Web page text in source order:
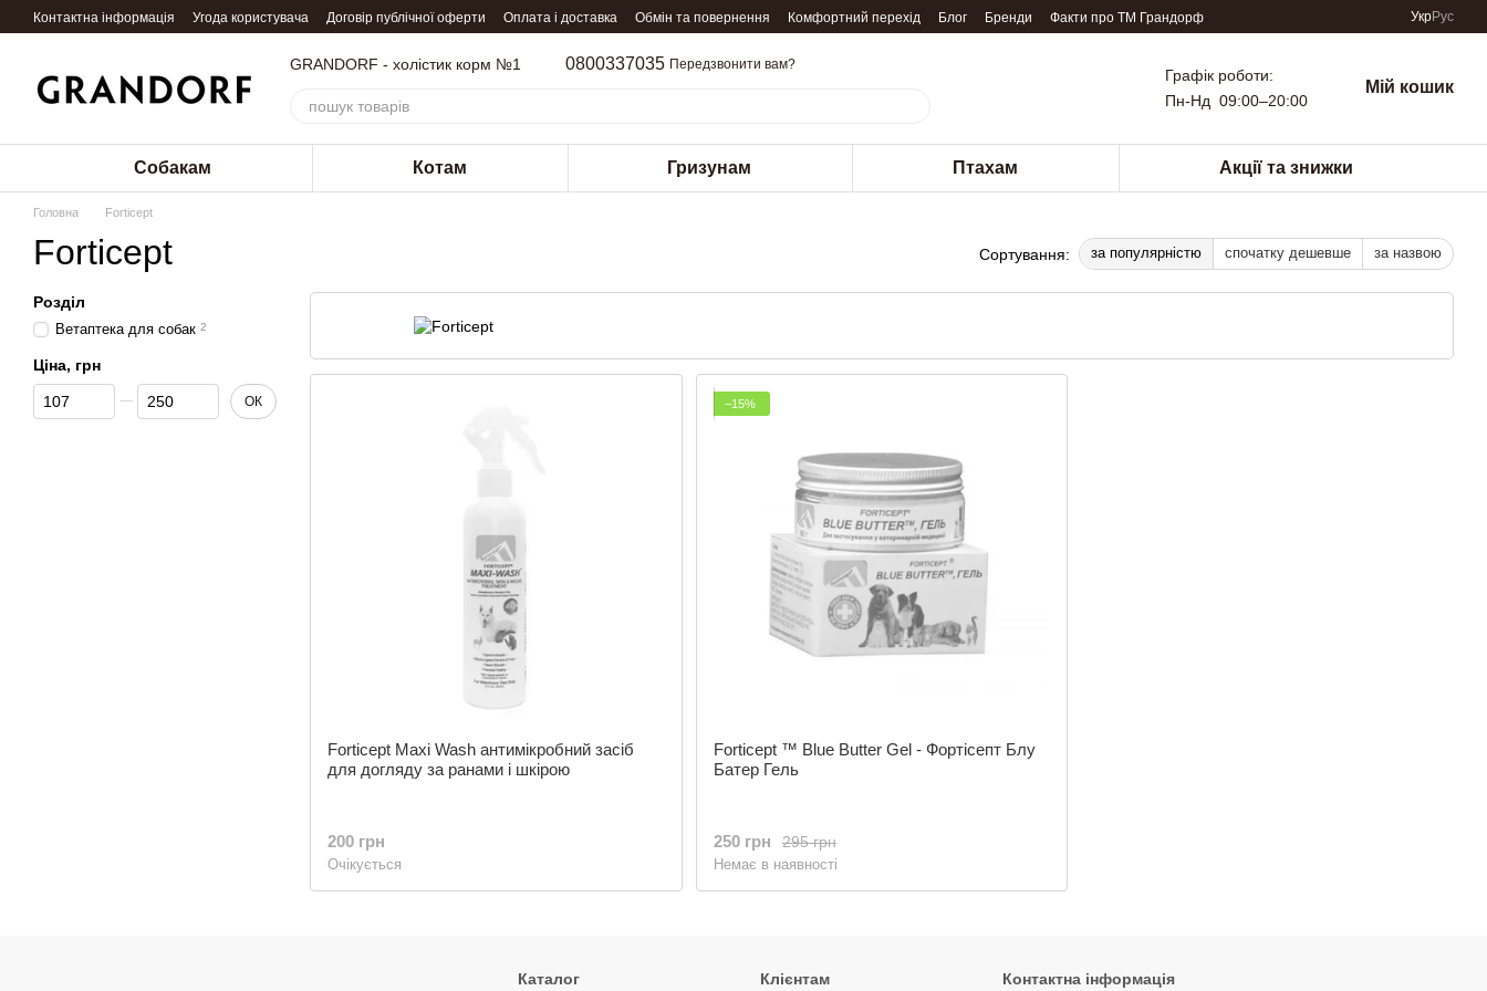
Перейти до основного контенту
Контактна інформація Угода користувача Договір публічної оферти Оплата і доставка Обмін та повернення Комфортний перехід Блог Бренди Факти про TM Грандорф УкрРус
GRANDORF - холістик корм №1 0800337035 Передзвонити вам?
Графік роботи:
Пн-Нд 09:00–20:00
Мій кошик
Собакам Котам Гризунам Птахам Акції та знижки
Головна Forticept
Forticept Сортування: за популярністю спочатку дешевше за назвою
Forticept Maxi Wash антимікробний засіб
для догляду за ранами і шкірою
200 грн
Очікується
−15%
Forticept ™ Blue Butter Gel - Фортісепт Блу
Батер Гель
295 грн
250 грн
Немає в наявності
Розділ
Ветаптека для собак 2
Ціна, грн
Від Ціна, грн
До Ціна, грн ОК
Каталог Клієнтам Контактна інформація